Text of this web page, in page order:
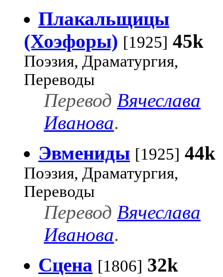
Плакальщицы
(Хоэфоры) [1925] 45k
Поэзия, Драматургия,
Переводы
Перевод Вячеслава
Иванова.
Эвмениды [1925] 44k
Поэзия, Драматургия,
Переводы
Перевод Вячеслава
Иванова.
Сцена [1806] 32k